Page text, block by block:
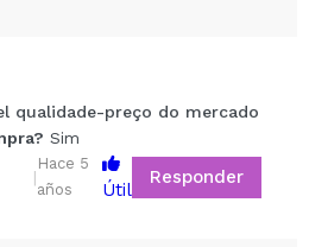
o primeiro. Imagine isso...
compra? Sim Não
qualidade-preço do mercado
Sim
|
Hace 5
años
Útil
Responder